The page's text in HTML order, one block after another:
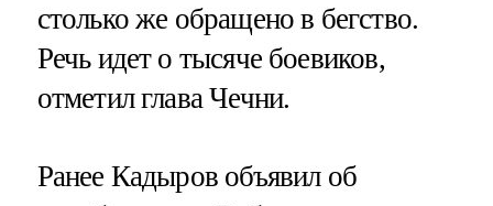
столько же обращено в бегство.
Речь идет о тысяче боевиков,
отметил глава Чечни.
Ранее Кадыров объявил об